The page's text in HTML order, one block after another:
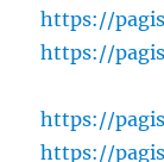
https://
https://
https://
https://